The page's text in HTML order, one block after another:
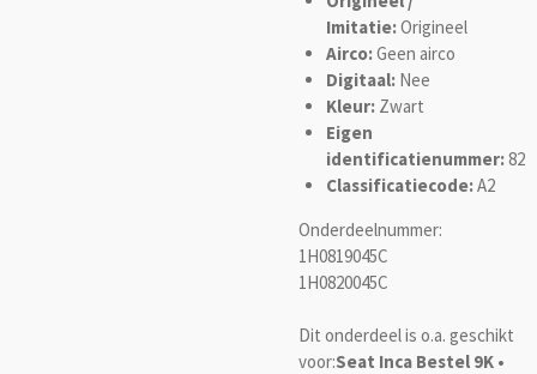
Imitatie:Origineel
Airco:Geen airco
Digitaal: Nee
Kleur: Zwart
Eigen
identificatienummer:82
Classificatiecode:A2
Onderdeelnummer:
1H0819045C
1H0820045C
Dit onderdeel is o.a. geschikt
voor:Seat Inca Bestel 9K •